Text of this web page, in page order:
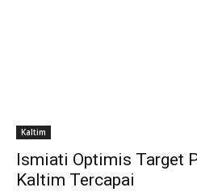
Kaltim
Ismiati Optimis Target
Kaltim Tercapai